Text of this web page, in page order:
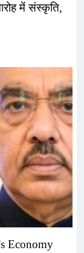
में संस्कृति,
Economy